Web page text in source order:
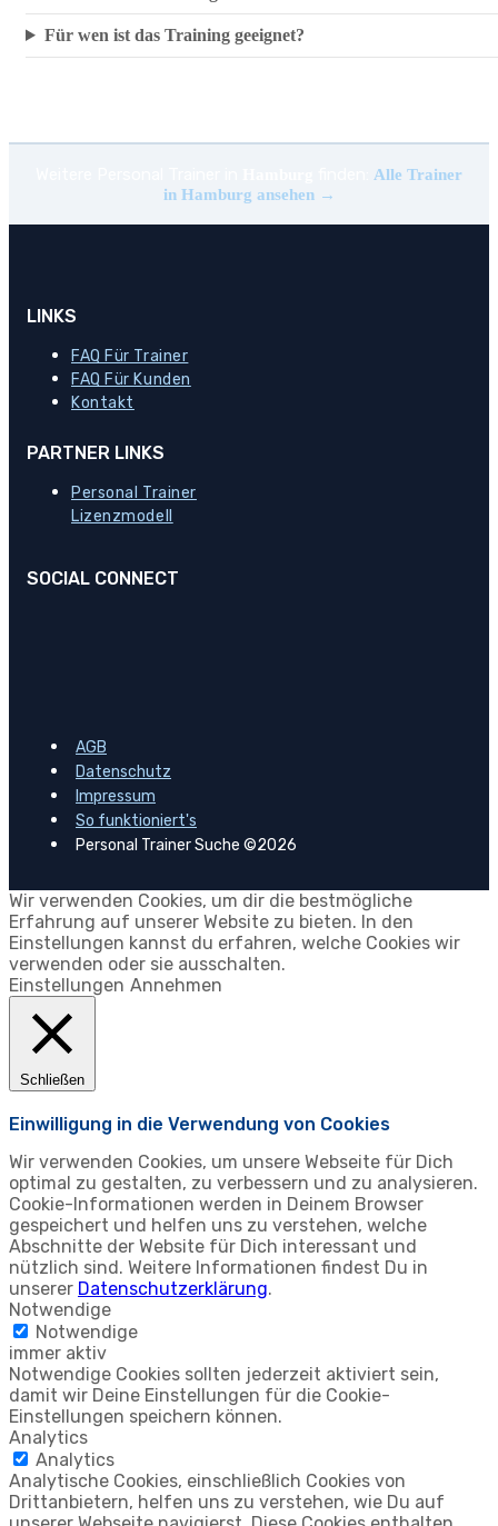
Für wen ist das Training geeignet?
Alle Trainer
in Hamburg ansehen →
LINKS
FAQ Für Trainer
FAQ Für Kunden
Kontakt
PARTNER LINKS
Personal Trainer
Lizenzmodell
SOCIAL CONNECT
AGB
Datenschutz
Impressum
So funktioniert's
Personal Trainer Suche ©2026
Wir verwenden Cookies, um dir die bestmögliche
Erfahrung auf unserer Website zu bieten. In den
Einstellungen kannst du erfahren, welche Cookies wir
verwenden oder sie ausschalten.
Einstellungen Annehmen
Schließen
Einwilligung in die Verwendung von Cookies
Wir verwenden Cookies, um unsere Webseite für Dich
optimal zu gestalten, zu verbessern und zu analysieren.
Cookie-Informationen werden in Deinem Browser
gespeichert und helfen uns zu verstehen, welche
Abschnitte der Website für Dich interessant und
nützlich sind. Weitere Informationen findest Du in
unserer Datenschutzerklärung.
Notwendige
Notwendige
immer aktiv
Notwendige Cookies sollten jederzeit aktiviert sein,
damit wir Deine Einstellungen für die Cookie-
Einstellungen speichern können.
Analytics
Analytics
Analytische Cookies, einschließlich Cookies von
Drittanbietern, helfen uns zu verstehen, wie Du auf